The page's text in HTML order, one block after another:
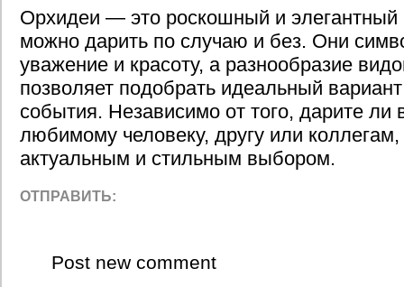
Орхидеи — это роскошный и элегантный
можно дарить по случаю и без. Они
уважение и красоту, а разнообразие
позволяет подобрать идеальный
события. Независимо от того, дарите ли
любимому человеку, другу или коллегам,
актуальным и стильным выбором.
ОТПРАВИТЬ:
Post new comment